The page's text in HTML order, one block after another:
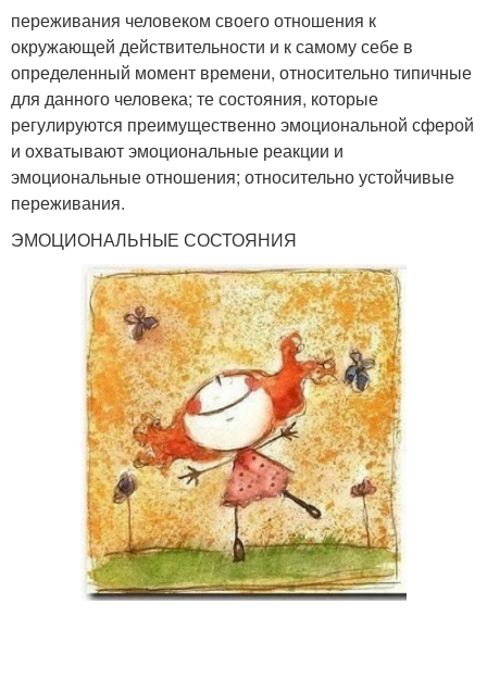
переживания человеком своего отношения к
окружающей действительности и к самому себе в
определенный момент времени, относительно типичные
для данного человека; те состояния, которые
регулируются преимущественно эмоциональной сферой
и охватывают эмоциональные реакции и
эмоциональные отношения; относительно устойчивые
переживания.
ЭМОЦИОНАЛЬНЫЕ СОСТОЯНИЯ